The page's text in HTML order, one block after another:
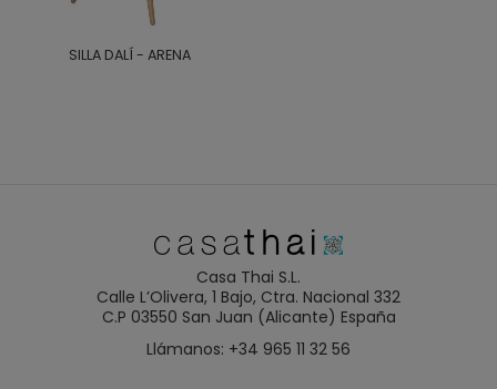
SILLA DALÍ - ARENA
Casa Thai S.L.
Calle L’Olivera, 1 Bajo, Ctra. Nacional 332
C.P 03550 San Juan (Alicante) España
Llámanos: +34 965 11 32 56